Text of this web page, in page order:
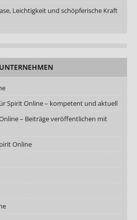
Leichtigkeit und schöpferische Kraft
UNTERNEHMEN
Spirit Online – kompetent und aktuell
– Beiträge veröffentlichen mit
Online